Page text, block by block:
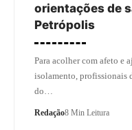
orientações de
Petrópolis
Para acolher com afeto e
isolamento, profissionais
do…
Redação8 Min Leitura